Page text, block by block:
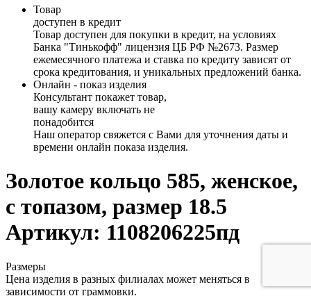
Товар
доступен в кредит
Товар доступен для покупки в кредит, на условиях
Банка "Тинькофф" лицензия ЦБ РФ №2673. Размер
ежемесячного платежа и ставка по кредиту зависят от
срока кредитования, и уникальных предложений банка.
Онлайн - показ изделия
Консультант покажет товар,
вашу камеру включать не
понадобится
Наш оператор свяжется с Вами для уточнения даты и
времени онлайн показа изделия.
Золотое кольцо 585, женское,
с топазом, размер 18.5
Артикул: 1108206225пд
Размеры
Цена изделия в разных филиалах может меняться в
зависимости от граммовки.